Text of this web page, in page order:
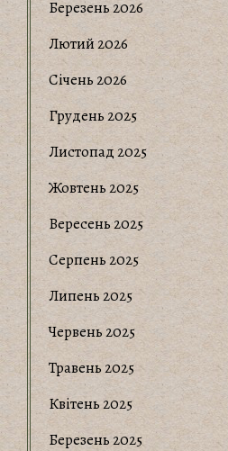
Березень 2026
Лютий 2026
Січень 2026
Грудень 2025
Листопад 2025
Жовтень 2025
Вересень 2025
Серпень 2025
Липень 2025
Червень 2025
Травень 2025
Квітень 2025
Березень 2025